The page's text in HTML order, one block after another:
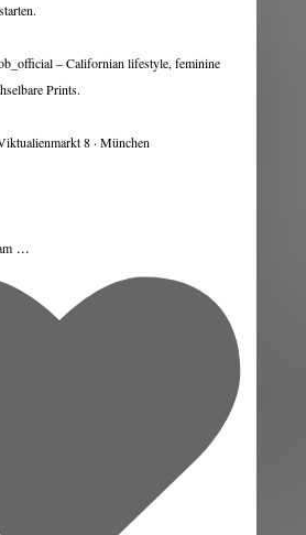
– Californian lifestyle, feminine
Prints.
8 · München
...